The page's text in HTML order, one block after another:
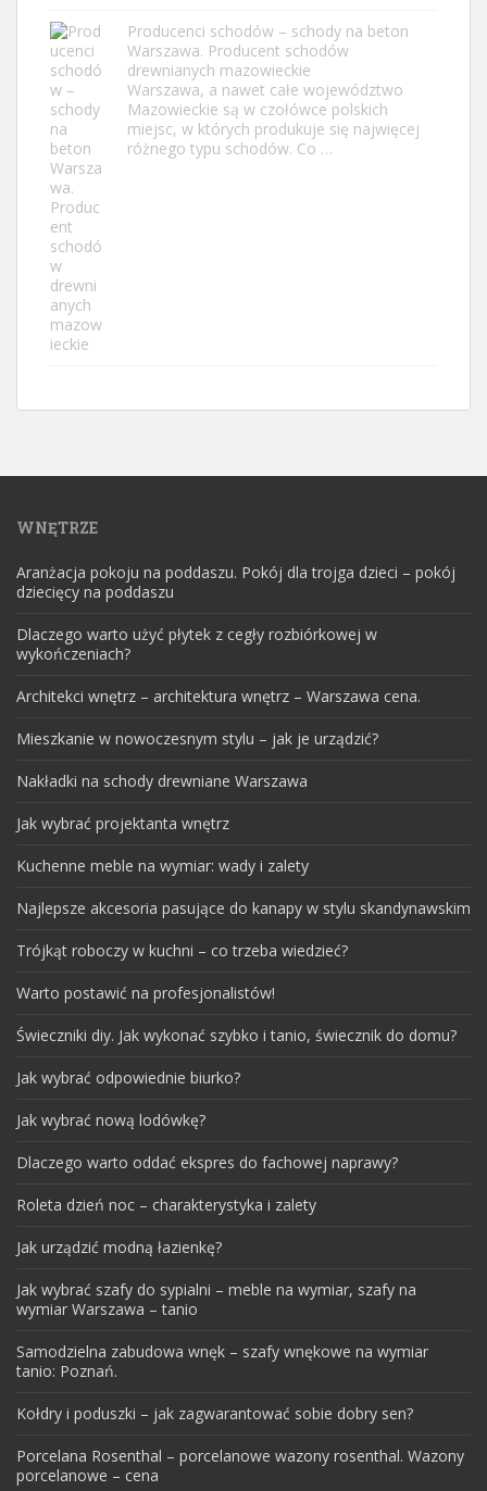
Producenci schodów – schody na beton
Warszawa. Producent schodów
drewnianych mazowieckie
Warszawa, a nawet całe województwo
Mazowieckie są w czołówce polskich
miejsc, w których produkuje się najwięcej
różnego typu schodów. Co …
WNĘTRZE
Aranżacja pokoju na poddaszu. Pokój dla trojga dzieci – pokój
dziecięcy na poddaszu
Dlaczego warto użyć płytek z cegły rozbiórkowej w
wykończeniach?
Architekci wnętrz – architektura wnętrz – Warszawa cena.
Mieszkanie w nowoczesnym stylu – jak je urządzić?
Nakładki na schody drewniane Warszawa
Jak wybrać projektanta wnętrz
Kuchenne meble na wymiar: wady i zalety
Najlepsze akcesoria pasujące do kanapy w stylu skandynawskim
Trójkąt roboczy w kuchni – co trzeba wiedzieć?
Warto postawić na profesjonalistów!
Świeczniki diy. Jak wykonać szybko i tanio, świecznik do domu?
Jak wybrać odpowiednie biurko?
Jak wybrać nową lodówkę?
Dlaczego warto oddać ekspres do fachowej naprawy?
Roleta dzień noc – charakterystyka i zalety
Jak urządzić modną łazienkę?
Jak wybrać szafy do sypialni – meble na wymiar, szafy na
wymiar Warszawa – tanio
Samodzielna zabudowa wnęk – szafy wnękowe na wymiar
tanio: Poznań.
Kołdry i poduszki – jak zagwarantować sobie dobry sen?
Porcelana Rosenthal – porcelanowe wazony rosenthal. Wazony
porcelanowe – cena